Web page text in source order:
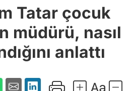
müdürü, nasıl
sorgulandığını
Tatar çocuk
müdürü, nasıl
anlattı